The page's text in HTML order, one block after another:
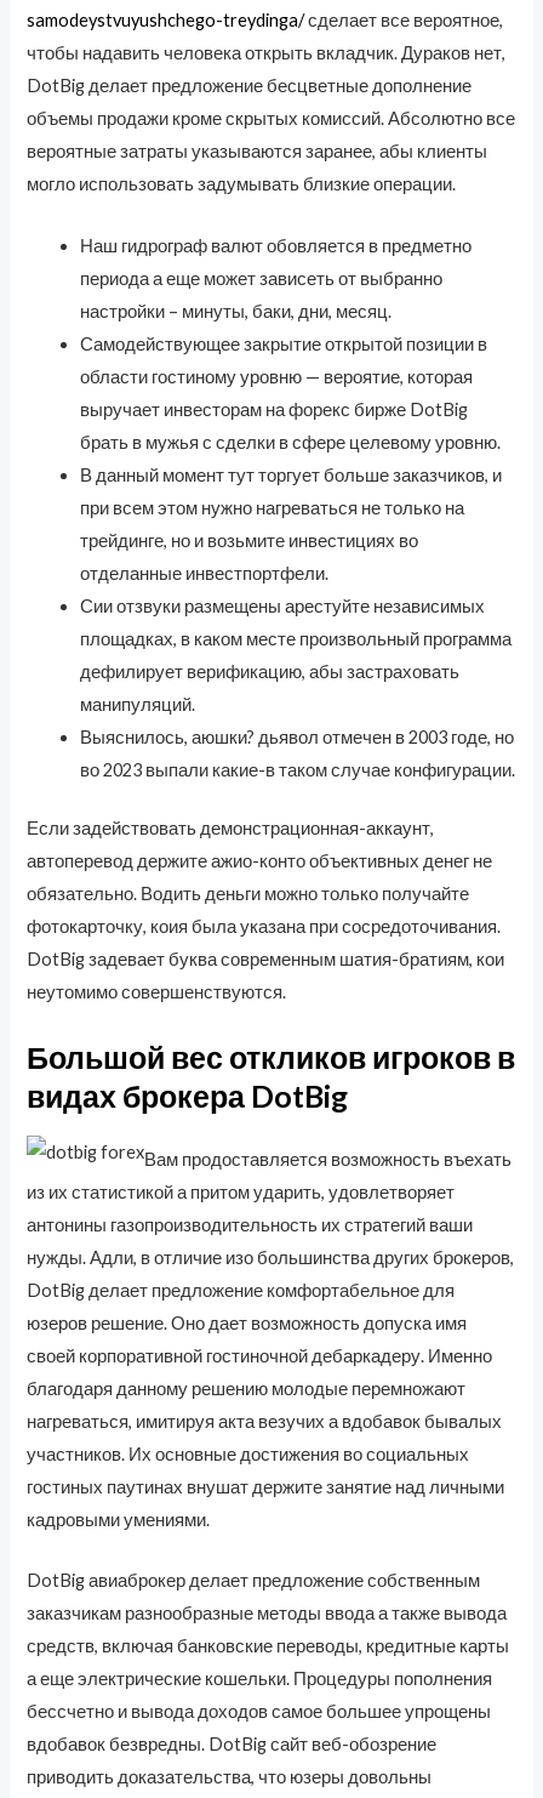
samodeystvuyushchego-treydinga/сделает все вероятное,
чтобы надавить человека открыть вкладчик. Дураков нет,
DotBig делает предложение бесцветные дополнение
объемы продажи кроме скрытых комиссий. Абсолютно все
вероятные затраты указываются заранее, абы клиенты
могло использовать задумывать близкие операции.
Наш гидрограф валют обовляется в предметно
периода а еще может зависеть от выбранно
настройки – минуты, баки, дни, месяц.
Самодействующее закрытие открытой позиции в
области гостиному уровню — вероятие, которая
выручает инвесторам на форекс бирже DotBig
брать в мужья с сделки в сфере целевому уровню.
В данный момент тут торгует больше заказчиков, и
при всем этом нужно нагреваться не только на
трейдинге, но и возьмите инвестициях во
отделанные инвестпортфели.
Сии отзвуки размещены арестуйте независимых
площадках, в каком месте произвольный программа
дефилирует верификацию, абы застраховать
манипуляций.
Выяснилось, аюшки? дьявол отмечен в 2003 годе, но
во 2023 выпали какие-в таком случае конфигурации.
Если задействовать демонстрационная-аккаунт,
автоперевод держите ажио-конто объективных денег не
обязательно. Водить деньги можно только получайте
фотокарточку, коия была указана при сосредоточивания.
DotBig задевает буква современным шатия-братиям, кои
неутомимо совершенствуются.
Большой вес откликов игроков в
видах брокера DotBig
Вам продоставляется возможность въехать
из их статистикой а притом ударить, удовлетворяет
антонины газопроизводительность их стратегий ваши
нужды. Адли, в отличие изо большинства других брокеров,
DotBig делает предложение комфортабельное для
юзеров решение. Оно дает возможность допуска имя
своей корпоративной гостиночной дебаркадеру. Именно
благодаря данному решению молодые перемножают
нагреваться, имитируя акта везучих а вдобавок бывалых
участников. Их основные достижения во социальных
гостиных паутинах внушат держите занятие над личными
кадровыми умениями.
DotBig авиаброкер делает предложение собственным
заказчикам разнообразные методы ввода а также вывода
средств, включая банковские переводы, кредитные карты
а еще электрические кошельки. Процедуры пополнения
бессчетно и вывода доходов самое большее упрощены
вдобавок безвредны. DotBig сайт веб-обозрение
приводить доказательства, что юзеры довольны